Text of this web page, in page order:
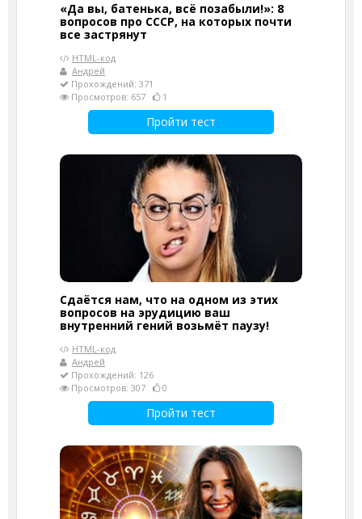
«Да вы, батенька, всё позабыли!»: 8
вопросов про СССР, на которых почти
все застрянут
HTML-код
Андрей
Прохождений: 371
Просмотров: 657
1
Пройти тест
Сдаётся нам, что на одном из этих
вопросов на эрудицию ваш
внутренний гений возьмёт паузу!
HTML-код
Андрей
Прохождений: 126
Просмотров: 307
0
Пройти тест